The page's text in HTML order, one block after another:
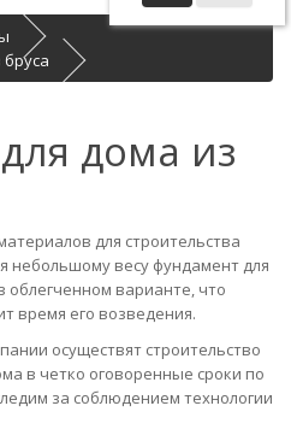
дома из
для строительства
небольшому весу фундамент для
облегченном варианте, что
время его возведения.
осуществят строительство
в четко оговоренные сроки по
за соблюдением технологии